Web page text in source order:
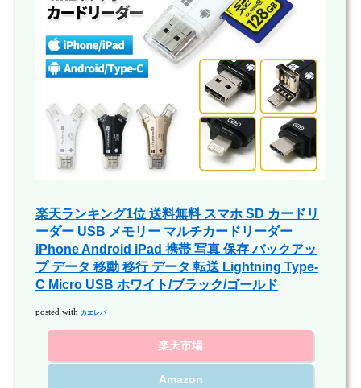
楽天ランキング1位 送料無料 スマホ SD カードリ
ーダー USB メモリー マルチカードリーダー
iPhone Android iPad 携帯 写真 保存 バックアッ
プ データ 移動 移行 データ 転送 Lightning Type-
C Micro USB ホワイト/ブラック/ゴールド
posted with カエレバ
楽天市場
Amazon